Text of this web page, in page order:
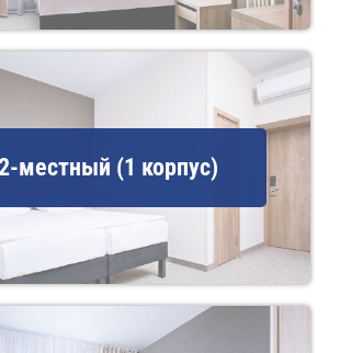
местный (1 корпус)